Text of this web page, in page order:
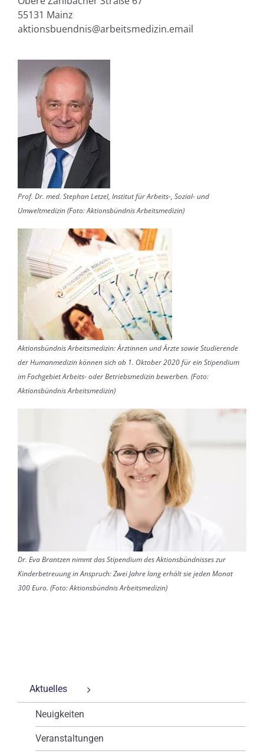
55131 Mainz
aktionsbuendnis@arbeitsmedizin.email
Prof. Dr. med. Stephan Letzel, Institut für Arbeits-, Sozial- und
Umweltmedizin (Foto: Aktionsbündnis Arbeitsmedizin)
Aktionsbündnis Arbeitsmedizin: Ärztinnen und Ärzte sowie Studierende
der Humanmedizin können sich ab 1. Oktober 2020 für ein Stipendium
im Fachgebiet Arbeits- oder Betriebsmedizin bewerben. (Foto:
Aktionsbündnis Arbeitsmedizin)
Dr. Eva Brantzen nimmt das Stipendium des Aktionsbündnisses zur
Kinderbetreuung in Anspruch: Zwei Jahre lang erhält sie jeden Monat
300 Euro. (Foto: Aktionsbündnis Arbeitsmedizin)
Aktuelles
Neuigkeiten
Veranstaltungen